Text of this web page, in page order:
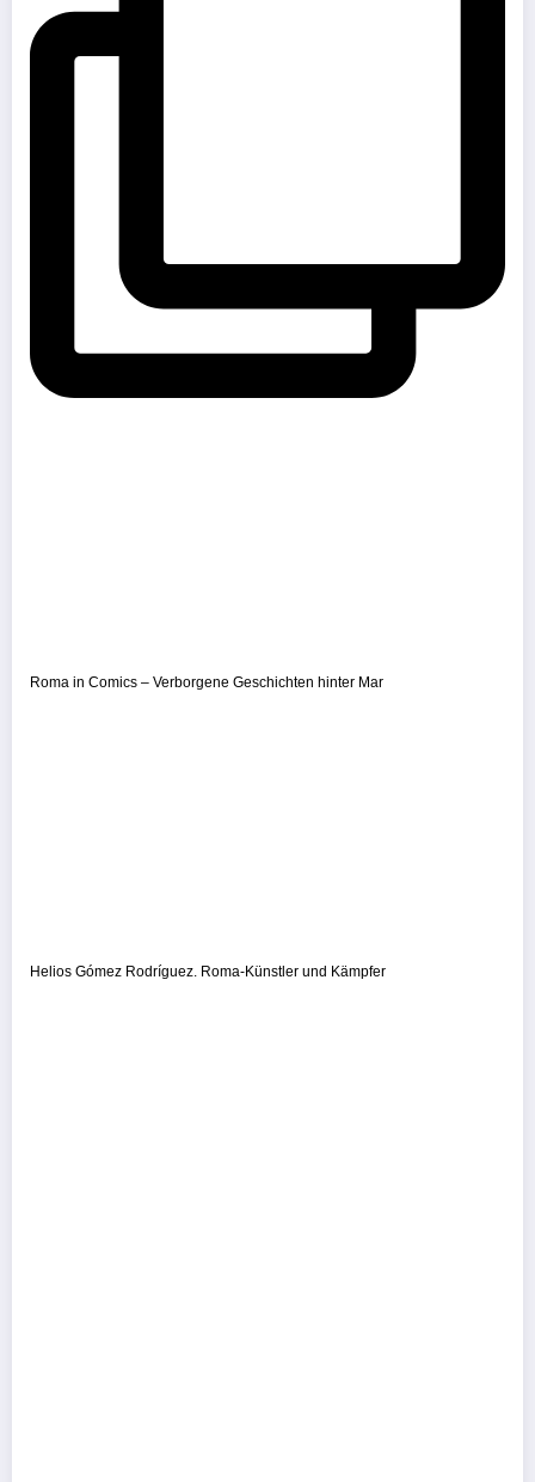
Roma in Comics – Verborgene Geschichten hinter Mar
Helios Gómez Rodríguez. Roma-Künstler und Kämpfer